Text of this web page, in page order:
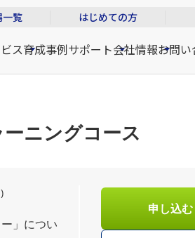
一覧 はじめての方
ス育成事例サポート会社情報お問い
ニングコース
」につい
申し込む